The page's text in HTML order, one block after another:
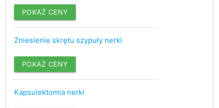
POKAŻ CENY
Zniesienie skrętu szypuły nerki
POKAŻ CENY
Kapsulektomia nerki